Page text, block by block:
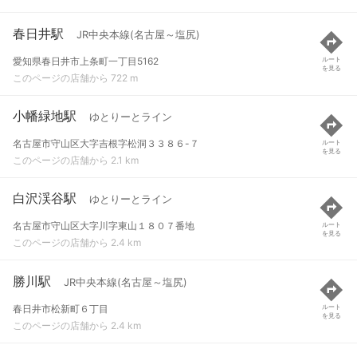
春日井駅 JR中央本線(名古屋～塩尻)
愛知県春日井市上条町一丁目5162
このページの店舗から 722 m
ルート
を見る
小幡緑地駅 ゆとりーとライン
名古屋市守山区大字吉根字松洞３３８６-７
このページの店舗から 2.1 km
ルート
を見る
白沢渓谷駅 ゆとりーとライン
名古屋市守山区大字川字東山１８０７番地
このページの店舗から 2.4 km
ルート
を見る
勝川駅 JR中央本線(名古屋～塩尻)
春日井市松新町６丁目
このページの店舗から 2.4 km
ルート
を見る